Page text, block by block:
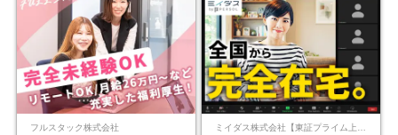
フルスタック株式会社 ミイダス株式会社【東証プライム上場パーソルグループ】